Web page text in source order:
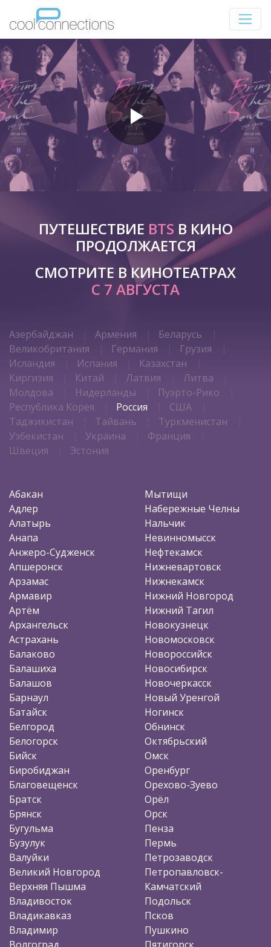
ПУТЕШЕСТВИЕ BTS В КИНО
ПРОДОЛЖАЕТСЯ
СМОТРИТЕ В КИНОТЕАТРАХ
С 7 АВГУСТА
Азербайджан Армения
Беларусь
Великобритания
Германия
Грузия
Исландия
Испания
Казахстан
Киргизия
Китай Латвия
Литва
Молдова
Нидерланды
Пуэрто-Рико
Республика Корея
Россия
США
Таджикистан
Тайвань
Туркменистан
Узбекистан
Украина
Франция
Швеция
Эстония
Абакан
Адлер
Алатырь
Анапа
Анжеро-Судженск
Апшеронск
Арзамас
Армавир
Артём
Архангельск
Астрахань
Балаково
Балашиха
Балашов
Барнаул
Батайск
Белгород
Белогорск
Бийск
Биробиджан
Благовещенск
Братск
Брянск
Бугульма
Бузулук
Валуйки
Великий Новгород
Верхняя Пышма
Владивосток
Владикавказ
Владимир
Волгоград
Мытищи
Набережные Челны
Нальчик
Невинномысск
Нефтекамск
Нижневартовск
Нижнекамск
Нижний Новгород
Нижний Тагил
Новокузнецк
Новомосковск
Новороссийск
Новосибирск
Новочеркасск
Новый Уренгой
Ногинск
Обнинск
Октябрьский
Омск
Оренбург
Орехово-Зуево
Орёл
Орск
Пенза
Пермь
Петрозаводск
Петропавловск-
Камчатский
Подольск
Псков
Пушкино
Пятигорск